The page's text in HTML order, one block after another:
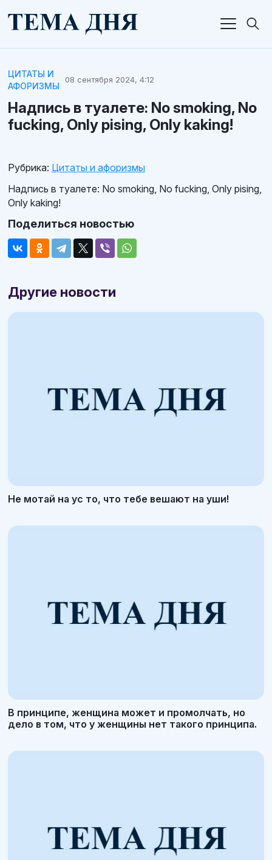
ЦИТАТЫ И
АФОРИЗМЫ
08 сентября 2024, 4:12
Надпись в туалете: No smoking, No
fucking, Only pising, Only kaking!
Рубрика: Цитаты и афоризмы
Надпись в туалете: No smoking, No fucking, Only pising,
Only kaking!
Поделиться новостью
Другие новости
Не мотай на ус то, что тебе вешают на уши!
В принципе, женщина может и промолчать, но
дело в том, что у женщины нет такого принципа.